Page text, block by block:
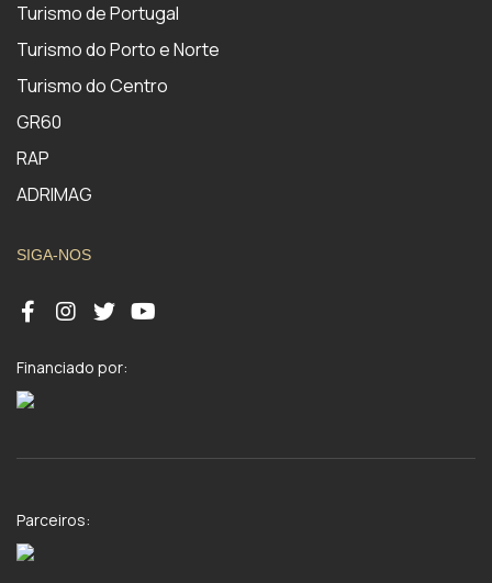
Turismo de Portugal
Turismo do Porto e Norte
Turismo do Centro
GR60
RAP
ADRIMAG
SIGA-NOS
Financiado por:
Parceiros: